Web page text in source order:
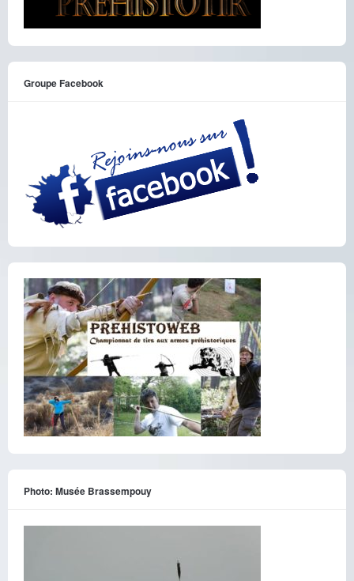
Groupe Facebook
Photo: Musée Brassempouy